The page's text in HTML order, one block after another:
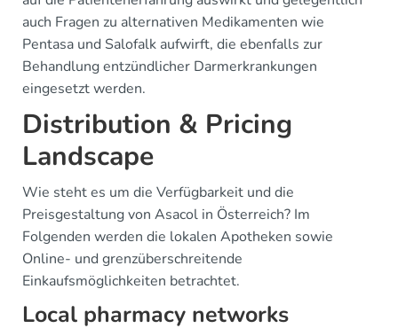
auch Fragen zu alternativen Medikamenten wie
Pentasa und Salofalk aufwirft, die ebenfalls zur
Behandlung entzündlicher Darmerkrankungen
eingesetzt werden.
Distribution & Pricing
Landscape
Wie steht es um die Verfügbarkeit und die
Preisgestaltung von Asacol in Österreich? Im
Folgenden werden die lokalen Apotheken sowie
Online- und grenzüberschreitende
Einkaufsmöglichkeiten betrachtet.
Local pharmacy networks